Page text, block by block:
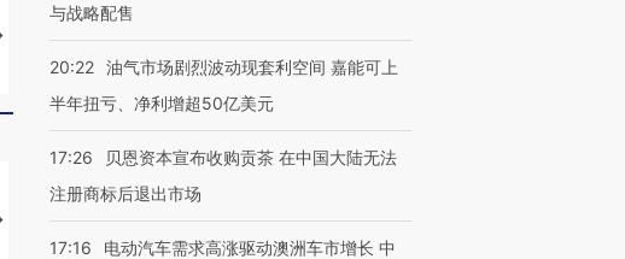
视线｜HYROX的吸金
术：是什么让中产们甘
马航飞行员跨国走私7万
粒摇头丸 尿检体内含3种
毒品
视线｜被称为“蟑螂”的印
度Z世代 用街头抗争将教
育部长拱下台
【推广】走进第四届链博
会，让数智科技“链”接产
【特别呈现】寻找100种
【商旅对话】华住集团
CFO：不靠规模取胜，华
与战略配售
20:22 油气市场剧烈波动现套利空间 嘉能可上
半年扭亏、净利增超50亿美元
17:26
贝恩资本宣布收购贡茶 在中国大陆无法
注册商标后退出市场
17:16
电动汽车需求高涨驱动澳洲车市增长 中